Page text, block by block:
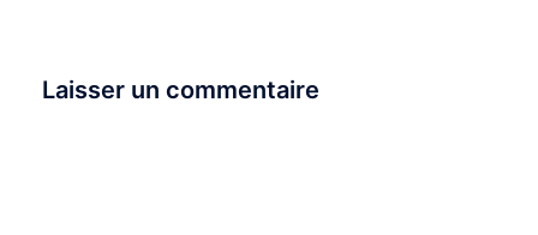
Laisser un commentaire